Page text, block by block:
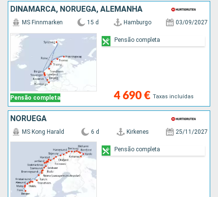
DINAMARCA, NORUEGA, ALEMANHA
Pensão completa
MS Finnmarken 15 d Hamburgo 03/09/2027
4 690 € Taxas incluídas
Pensão completa
NORUEGA
MS Kong Harald 6 d Kirkenes 25/11/2027
Pensão completa